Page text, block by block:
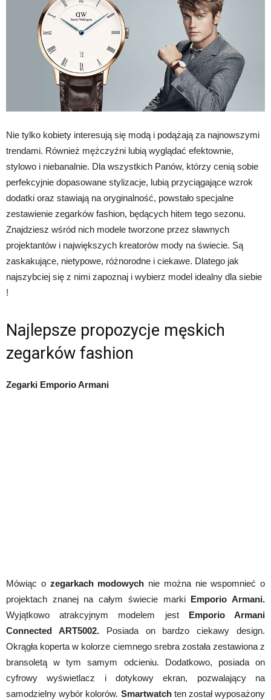
Nie tylko kobiety interesują się modą i podążają za najnowszymi
trendami. Również mężczyźni lubią wyglądać efektownie,
stylowo i niebanalnie. Dla wszystkich Panów, którzy cenią sobie
perfekcyjnie dopasowane stylizacje, lubią przyciągające wzrok
dodatki oraz stawiają na oryginalność, powstało specjalne
zestawienie zegarków fashion, będących hitem tego sezonu.
Znajdziesz wśród nich modele tworzone przez sławnych
projektantów i największych kreatorów mody na świecie. Są
zaskakujące, nietypowe, różnorodne i ciekawe. Dlatego jak
najszybciej się z nimi zapoznaj i wybierz model idealny dla siebie
!
Najlepsze propozycje męskich
zegarków fashion
Zegarki Emporio Armani
Mówiąc o zegarkach modowych nie można nie wspomnieć o
projektach znanej na całym świecie marki Emporio Armani.
Wyjątkowo atrakcyjnym modelem jest Emporio Armani
Connected ART5002.Posiada on bardzo ciekawy design.
Okrągła koperta w kolorze ciemnego srebra została zestawiona z
bransoletą w tym samym odcieniu. Dodatkowo, posiada on
cyfrowy wyświetlacz i dotykowy ekran, pozwalający na
samodzielny wybór kolorów. Smartwatchten został wyposażony